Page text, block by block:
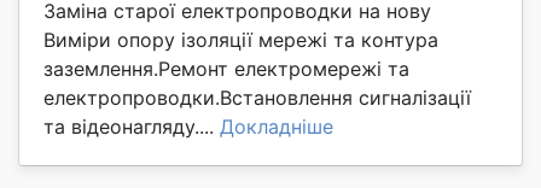
Заміна старої електропроводки на нову
Виміри опору ізоляції мережі та контура
заземлення.Ремонт електромережі та
електропроводки.Встановлення сигналізації
та відеонагляду.... Докладніше